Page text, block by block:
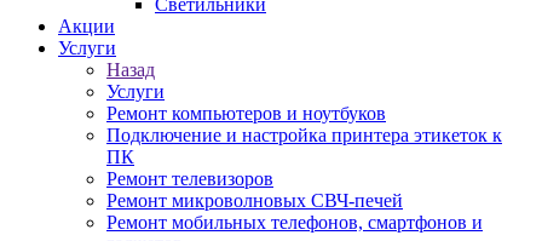
Светильники
Акции
Услуги
Назад
Услуги
Ремонт компьютеров и ноутбуков
Подключение и настройка принтера этикеток к
ПК
Ремонт телевизоров
Ремонт микроволновых СВЧ-печей
Ремонт мобильных телефонов, смартфонов и